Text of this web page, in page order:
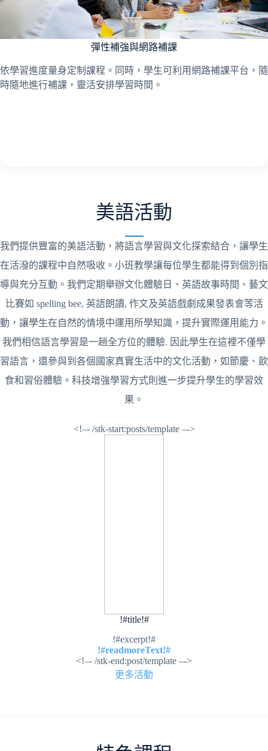
彈性補強與網路補課
依學習進度量身定制課程。同時，學生可利用網路補課平台，隨
時隨地進行補課，靈活安排學習時間。
美語活動
我們提供豐富的美語活動，將語言學習與文化探索結合，讓學生
在活潑的課程中自然吸收。小班教學讓每位學生都能得到個別指
導與充分互動。我們定期舉辦文化體驗日、英語故事時間、藝文
比賽如 spelling bee, 英語朗讀, 作文及英語戲劇成果發表會等活
動，讓學生在自然的情境中運用所學知識，提升實際運用能力。
我們相信語言學習是一趟全方位的體驗. 因此學生在這裡不僅學
習語言，還參與到各個國家真實生活中的文化活動，如節慶、飲
食和習俗體驗。科技增強學習方式則進一步提升學生的學習效
果。
<!–- /stk-start:posts/template –->
!#title!#
!#excerpt!#
!#readmoreText!#
<!–- /stk-end:post/template –->
更多活動